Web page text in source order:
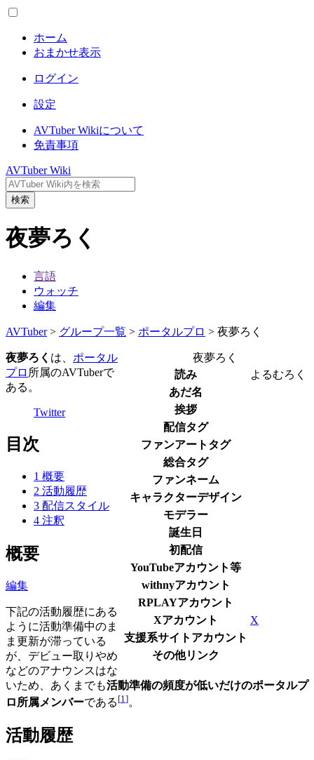
ホーム
おまかせ表示
ログイン
設定
AVTuber Wikiについて
免責事項
AVTuber Wiki
検索
夜夢ろく
言語
ウォッチ
編集
AVTuber> グループ一覧 > ポータルプロ > 夜夢ろく
夜夢ろく
読み
よるむろく
あだ名
挨拶
配信タグ
ファンアートタグ
総合タグ
ファンネーム
キャラクターデザイン
モデラー
誕生日
初配信
YouTubeアカウント等
withnyアカウント
RPLAYアカウント
Xアカウント
X
支援系サイトアカウント
その他リンク
夜夢ろく は、 ポータル
プロ 所属のAVTuberで
ある。‎
Twitter
目次
1 概要
2 活動履歴
3 配信スタイル
4 注釈
概要
編集
下記の活動履歴にある
ように活動準備中のま
ま更新が滞っている
が、デビュー取りやめ
などのアナウンスはな
いため、あくまでも活動準備の頻度が低いだけのポータルプ
ロ所属メンバーである [1 ]。
活動履歴